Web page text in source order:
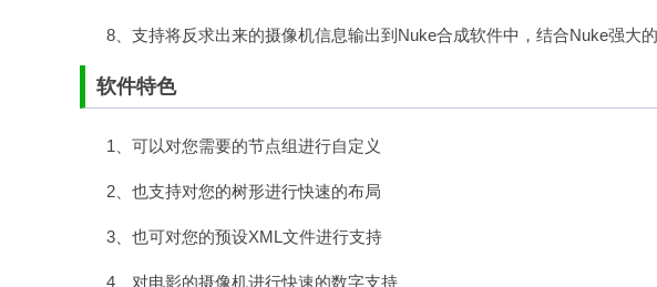
8、支持将反求出来的摄像机信息输出到Nuke合成软件中，结合Nuke强大
软件特色
1、可以对您需要的节点组进行自定义
2、也支持对您的树形进行快速的布局
3、也可对您的预设XML文件进行支持
4、对电影的摄像机进行快速的数字支持